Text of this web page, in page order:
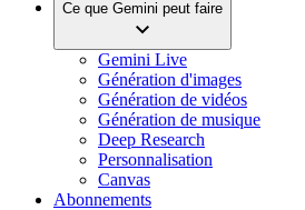
Ce que Gemini peut faire
Gemini Live
Génération d'images
Génération de vidéos
Génération de musique
Deep Research
Personnalisation
Canvas
Abonnements